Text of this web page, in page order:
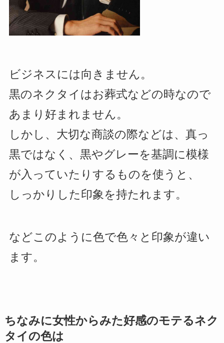
ビジネスには向きません。
黒のネクタイはお葬式などの時なので
あまり好まれません。
しかし、大切な商談の際などは、真っ
黒ではなく、黒やグレーを基調に模様
が入っていたりするものを使うと、
しっかりした印象を持たれます。
などこのように色で色々と印象が違い
ます。
ちなみに女性からみた好感のモテるネク
タイの色は